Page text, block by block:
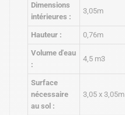
Dimensions
intérieures :
3,05m
Hauteur : 0,76m
Volume d'eau
:
4,5 m3
Surface
nécessaire
au sol :
3,05 x 3,05m